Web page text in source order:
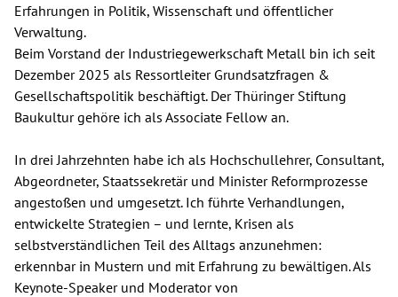
Erfahrungen in Politik, Wissenschaft und öffentlicher
Verwaltung.
Beim Vorstand der Industriegewerkschaft Metall bin ich seit
Dezember 2025 als Ressortleiter Grundsatzfragen &
Gesellschaftspolitik beschäftigt. Der Thüringer Stiftung
Baukultur gehöre ich als Associate Fellow an.
In drei Jahrzehnten habe ich als Hochschullehrer, Consultant,
Abgeordneter, Staatssekretär und Minister Reformprozesse
angestoßen und umgesetzt. Ich führte Verhandlungen,
entwickelte Strategien – und lernte, Krisen als
selbstverständlichen Teil des Alltags anzunehmen:
erkennbar in Mustern und mit Erfahrung zu bewältigen. Als
Keynote-Speaker und Moderator von